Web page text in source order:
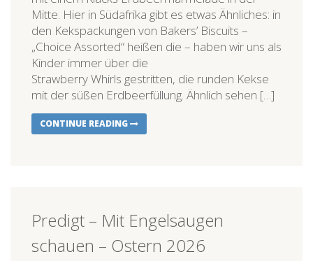
Mitte. Hier in Südafrika gibt es etwas Ähnliches: in
den Kekspackungen von Bakers’ Biscuits –
„Choice Assorted“ heißen die – haben wir uns als
Kinder immer über die
Strawberry Whirls gestritten, die runden Kekse
mit der süßen Erdbeerfüllung. Ähnlich sehen […]
CONTINUE READING
Predigt – Mit Engelsaugen
schauen – Ostern 2026